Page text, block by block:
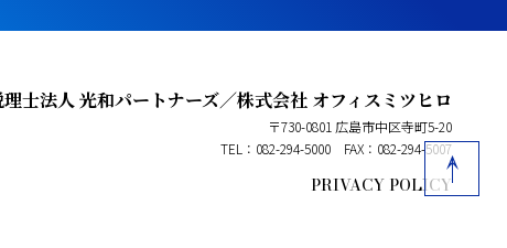
士法人 光和パートナーズ／株式会社 オフィスミツヒロ
〒730-0801 広島市中区寺町5-20
TEL：082-294-5000
FAX：082-294-5007
PRIVACY POLICY